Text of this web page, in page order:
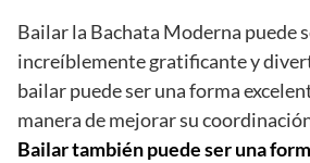
Bailar la Bachata Moderna puede
increíblemente gratificante y
bailar puede ser una forma
manera de mejorar su
Bailar también puede ser una